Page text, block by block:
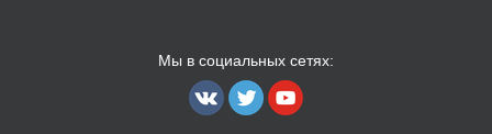
Мы в социальных сетях: